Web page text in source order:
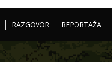
RAZGOVOR REPORTAŽA